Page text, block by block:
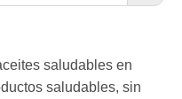
saludables en
saludables, sin